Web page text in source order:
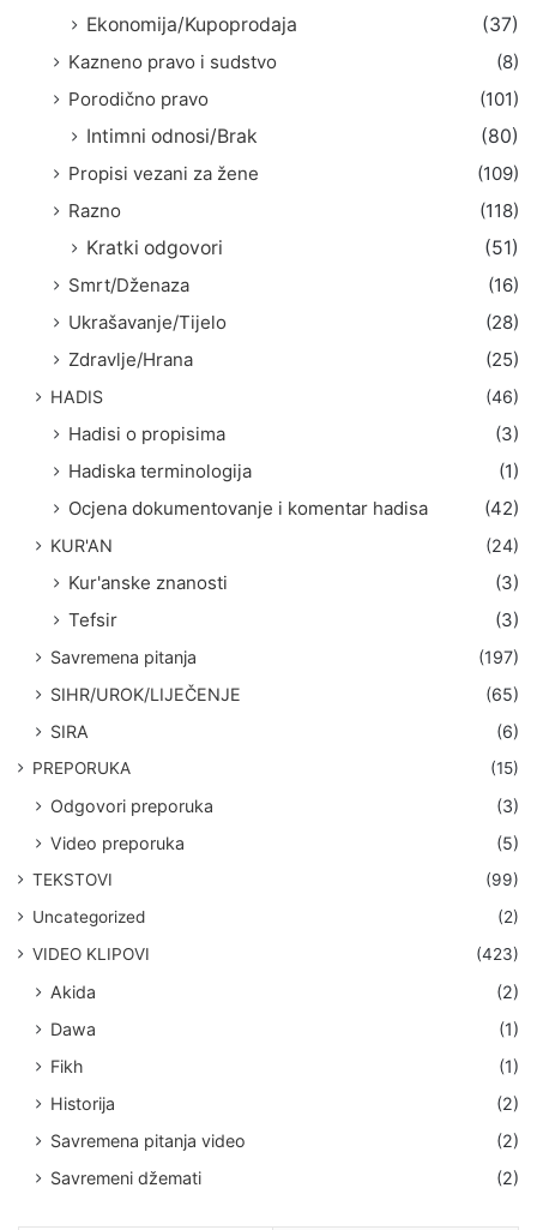
Ekonomija/Kupoprodaja
(37)
Kazneno pravo i sudstvo
(8)
Porodično pravo
(101)
Intimni odnosi/Brak
(80)
Propisi vezani za žene
(109)
Razno
(118)
Kratki odgovori
(51)
Smrt/Dženaza
(16)
Ukrašavanje/Tijelo
(28)
Zdravlje/Hrana
(25)
HADIS (46)
Hadisi o propisima
(3)
Hadiska terminologija
(1)
Ocjena dokumentovanje i komentar hadisa
(42)
KUR'AN (24)
Kur'anske znanosti
(3)
Tefsir
(3)
Savremena pitanja
(197)
SIHR/UROK/LIJEČENJE
(65)
SIRA
(6)
PREPORUKA (15)
Odgovori preporuka
(3)
Video preporuka
(5)
TEKSTOVI
(99)
Uncategorized
(2)
VIDEO KLIPOVI
(423)
Akida
(2)
Dawa
(1)
Fikh
(1)
Historija
(2)
Savremena pitanja video
(2)
Savremeni džemati
(2)